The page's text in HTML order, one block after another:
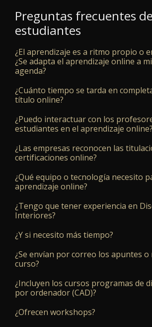
Preguntas frecuentes
estudiantes
¿El aprendizaje es a ritmo propio o
¿Se adapta el aprendizaje online a
agenda?
¿Cuánto tiempo se tarda en
título online?
¿Puedo interactuar con los
estudiantes en el aprendizaje online?
¿Las empresas reconocen las
certificaciones online?
¿Qué equipo o tecnología necesito
aprendizaje online?
¿Tengo que tener experiencia en
Interiores?
¿Y si necesito más tiempo?
¿Se envían por correo los apuntes o
curso?
¿Incluyen los cursos programas de
por ordenador (CAD)?
¿Ofrecen workshops?